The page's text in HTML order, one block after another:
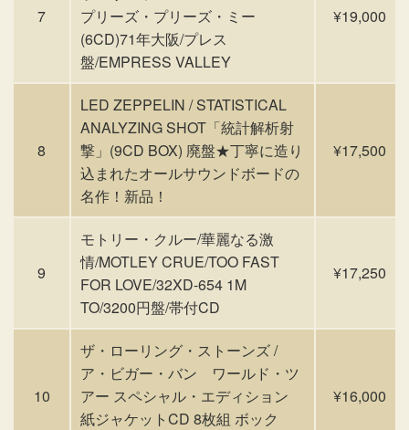
7
プリーズ・プリーズ・ミー
(6CD)71年大阪/プレス
盤/EMPRESS VALLEY
¥19,000
8
LED ZEPPELIN / STATISTICAL
ANALYZING SHOT「統計解析射
撃」(9CD BOX) 廃盤★丁寧に造り
込まれたオールサウンドボードの
名作！新品！
¥17,500
9
モトリー・クルー/華麗なる激
情/MOTLEY CRUE/TOO FAST
FOR LOVE/32XD-654 1M
TO/3200円盤/帯付CD
¥17,250
10
ザ・ローリング・ストーンズ /
ア・ビガー・バン ワールド・ツ
アー スペシャル・エディション
紙ジャケットCD 8枚組 ボック
¥16,000